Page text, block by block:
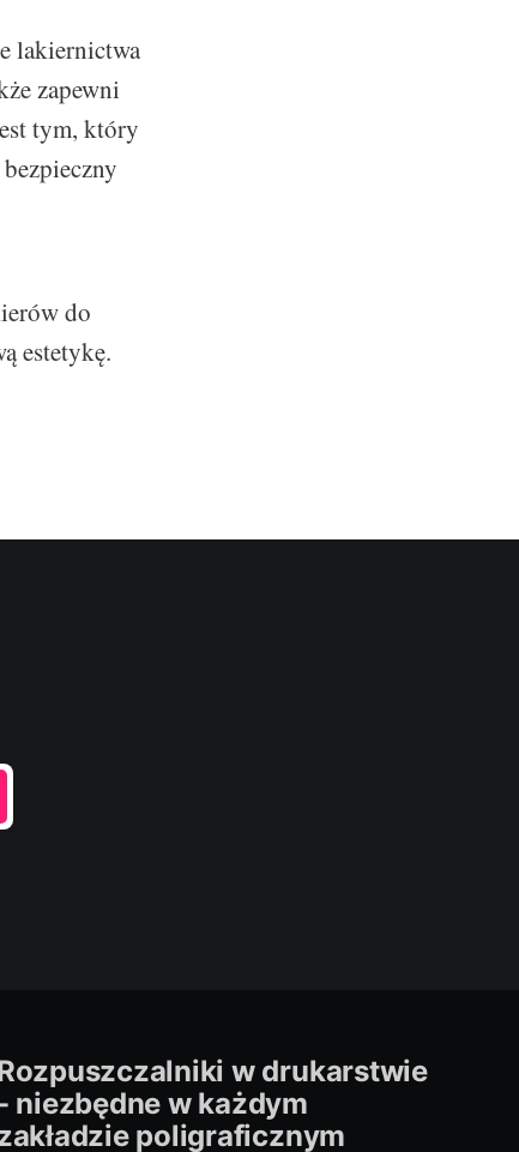
lakiernictwa
zapewni
tym, który
do
estetykę.
w drukarstwie
niezbędne w każdym
poligraficznym